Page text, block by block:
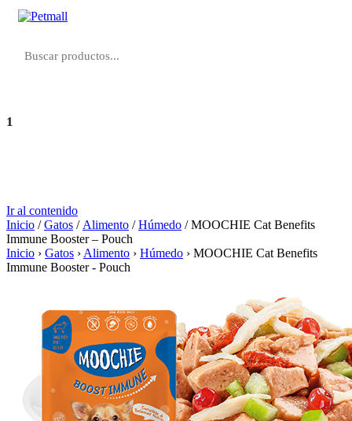
1
Ir al contenido
Inicio /Gatos / Alimento /Húmedo / MOOCHIE Cat Benefits
Immune Booster – Pouch
Inicio › Gatos › Alimento › Húmedo › MOOCHIE Cat Benefits
Immune Booster - Pouch